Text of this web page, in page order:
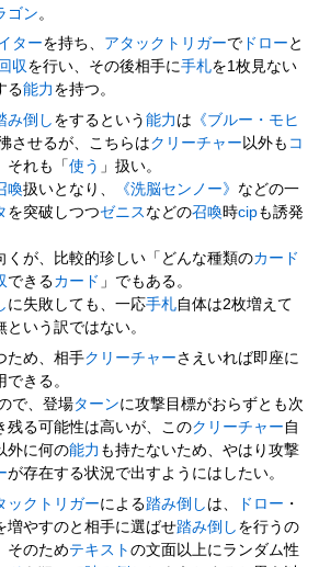
ゴン 。
ターを持ち、 アタックトリガーで ドロー と
回収を行い、その後相手に手札を1枚見ない
る能力 を持つ。
み倒し をするという能力 は 《ブルー・モヒ
させるが、こちらはクリーチャー以外も コ
それも「使う 」扱い。
喚扱いとなり、 《洗脳センノー》 などの一
を突破しつつゼニス などの召喚時cipも誘発
くが、比較的珍しい「どんな種類のカード
できるカード 」でもある。
に失敗しても、一応手札自体は2枚増えて
いう訳ではない。
ため、相手クリーチャーさえいれば即座に
できる。
で、登場ターンに攻撃目標がおらずとも次
残る可能性は高いが、このクリーチャー 自
外に何の能力 も持たないため、やはり攻撃
が存在する状況で出すようにはしたい。
ックトリガーによる踏み倒し は、 ドロー ・
増やすのと相手に選ばせ踏み倒し を行うの
そのためテキストの文面以上にランダム性